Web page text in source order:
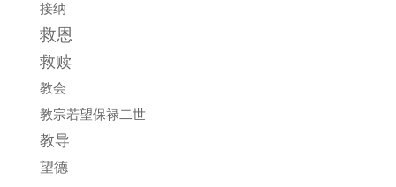
接纳
救恩
救赎
教会
教宗若望保禄二世
教导
望德